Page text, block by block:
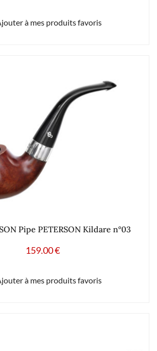
à mes produits favoris
Pipe PETERSON Kildare n°03
159.00€
à mes produits favoris